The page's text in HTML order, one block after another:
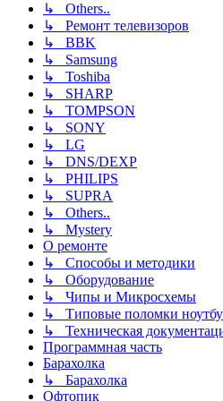
↳ Others..
↳ Ремонт телевизоров
↳ BBK
↳ Samsung
↳ Toshiba
↳ SHARP
↳ TOMPSON
↳ SONY
↳ LG
↳ DNS/DEXP
↳ PHILIPS
↳ SUPRA
↳ Others..
↳ Mystery
О ремонте
↳ Способы и методики
↳ Оборудование
↳ Чипы и Микросхемы
↳ Типовые поломки
↳ Техническая
Программная часть
Барахолка
↳ Барахолка
Офтопик